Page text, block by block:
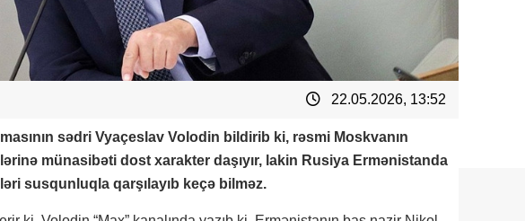
22.05.2026, 13:52
sədri Vyaçeslav Volodin bildirib ki, rəsmi Moskvanın
münasibəti dost xarakter daşıyır, lakin Rusiya Ermənistanda
susqunluqla qarşılayıb keçə bilməz.